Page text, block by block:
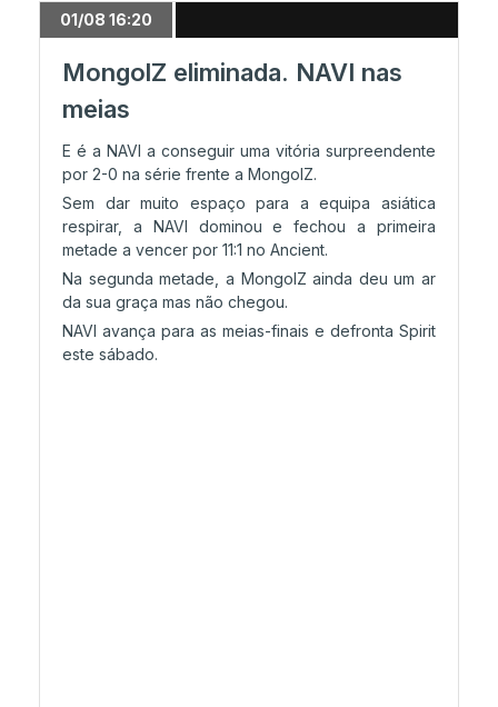
01/08 16:20
MongolZ eliminada. NAVI nas
meias
E é a NAVI a conseguir uma vitória surpreendente
por 2-0 na série frente a MongolZ.
Sem dar muito espaço para a equipa asiática
respirar, a NAVI dominou e fechou a primeira
metade a vencer por 11:1 no Ancient.
Na segunda metade, a MongolZ ainda deu um ar
da sua graça mas não chegou.
NAVI avança para as meias-finais e defronta Spirit
este sábado.